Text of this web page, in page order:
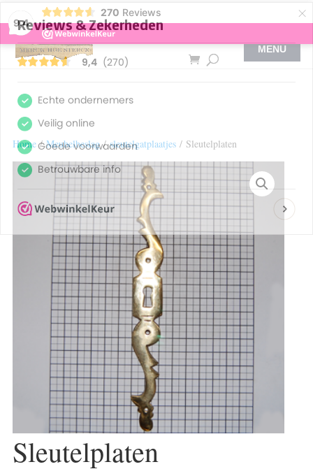
9,4
270 Reviews ×
Home/Meubelbeslag/sleutelgatplaatjes/ Sleutelplaten
Sleutelplaten